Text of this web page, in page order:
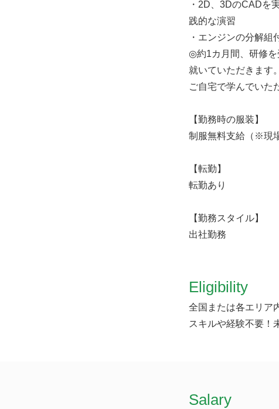
・2D、3DのCADを
践的な演習
・エンジンの分解
◎約1カ月間、研修を
就いていただきます
ご自宅で学んでいた
【勤務時の服装】
制服無料支給（※現
【転勤】
転勤あり
【勤務スタイル】
出社勤務
Eligibility
全国または各エリア
スキルや経験不要！
​Salary